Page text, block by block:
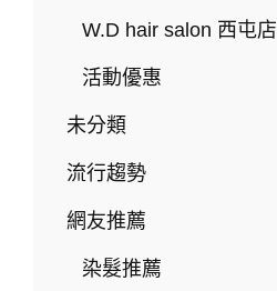
旅
｜
示
遊
相
關
憑
證
及
W.D hair salon 西屯店
活動優惠
未分類
流行趨勢
網友推薦
染髮推薦